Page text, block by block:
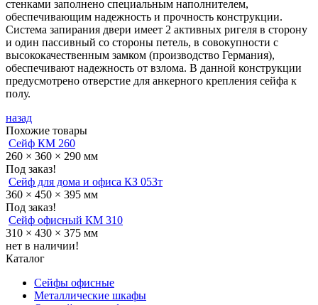
стенками заполнено специальным наполнителем,
обеспечивающим надежность и прочность конструкции.
Система запирания двери имеет 2 активных ригеля в сторону
и один пассивный со стороны петель, в совокупности с
высококачественным замком (производство Германия),
обеспечивают надежность от взлома. В данной конструкции
предусмотрено отверстие для анкерного крепления сейфа к
полу.
назад
Похожие товары
Сейф КМ 260
260 × 360 × 290 мм
Под заказ!
Сейф для дома и офиса КЗ 053т
360 × 450 × 395 мм
Под заказ!
Сейф офисный КМ 310
310 × 430 × 375 мм
нет в наличии!
Каталог
Сейфы офисные
Металличеcкие шкафы